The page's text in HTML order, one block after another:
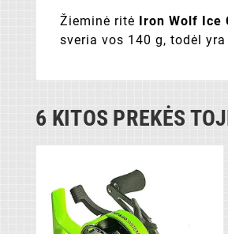
Žieminė ritė Iron Wolf Ice
sveria vos 140 g, todėl
6 KITOS PREKĖS